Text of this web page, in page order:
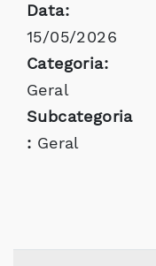
Data:
15/05/2026
Categoria:
Geral
Subcategoria
: Geral